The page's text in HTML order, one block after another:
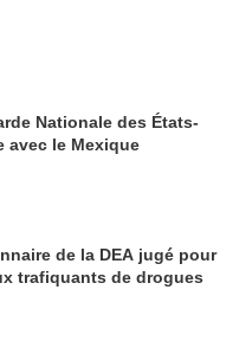
Nationale des États-
avec le Mexique
de la DEA jugé pour
trafiquants de drogues